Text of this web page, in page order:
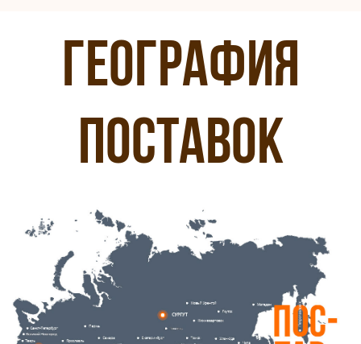
География
поставок